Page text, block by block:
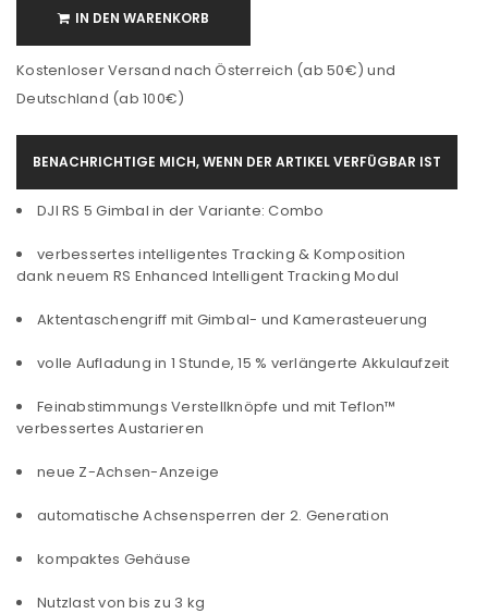
IN DEN WARENKORB
Kostenloser Versand nach Österreich (ab 50€) und
Deutschland (ab 100€)
BENACHRICHTIGE MICH, WENN DER ARTIKEL VERFÜGBAR IST
DJI RS 5 Gimbal in der Variante: Combo
verbessertes intelligentes Tracking & Komposition
dank neuem RS Enhanced Intelligent Tracking Modul
Aktentaschengriff mit Gimbal- und Kamerasteuerung
volle Aufladung in 1 Stunde, 15 % verlängerte Akkulaufzeit
Feinabstimmungs Verstellknöpfe und mit Teflon™
verbessertes Austarieren
neue Z-Achsen-Anzeige
automatische Achsensperren der 2. Generation
kompaktes Gehäuse
Nutzlast von bis zu 3 kg